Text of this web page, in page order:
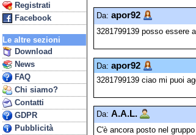
Registrati
Facebook
Le altre sezioni
Download
News
FAQ
Chi siamo?
Contatti
GDPR
Pubblicità
Da: apor92
3281799139 posso essere
Da: apor92
3281799139 ciao mi puoi
Da: A.A.L.
C'è ancora posto nel